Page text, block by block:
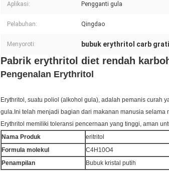
Aplikasi: Pengganti gula
Pelabuhan: Qingdao
Menyoroti: bubuk erythritol carb
Pabrik erythritol diet rendah
Pengenalan Erythritol
Erythritol, suatu poliol (alkohol gula), adalah pemanis curah
gula.Ini telah menjadi bagian dari makanan manusia
Erythritol memiliki toleransi pencernaan yang tinggi, aman
Nama Produk
eritritol
Formula molekul
C4H10O4
Penampilan
Bubuk kristal putih